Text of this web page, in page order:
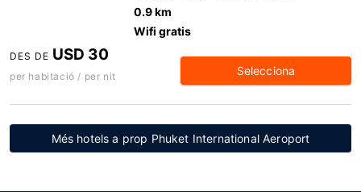
0.9 km
Wifi gratis
DES DE USD 30
per habitació / per nit Selecciona
Més hotels a prop Phuket International Aeroport